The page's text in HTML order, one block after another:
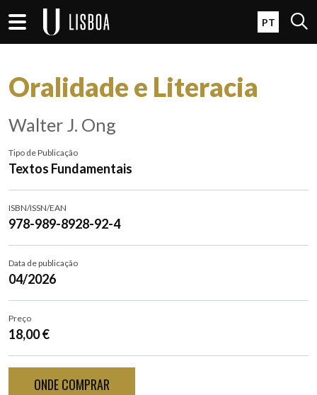
Passar para o conteúdo principal
PT Open
Oralidade e Literacia
Walter J. Ong
Tipo de Publicação
Textos Fundamentais
ISBN/ISSN/EAN
978-989-8928-92-4
Data de publicação
04/2026
Preço
18,00 €
ONDE COMPRAR